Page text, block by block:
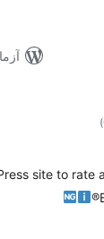
مجموع
امتیازها
)
site to rate